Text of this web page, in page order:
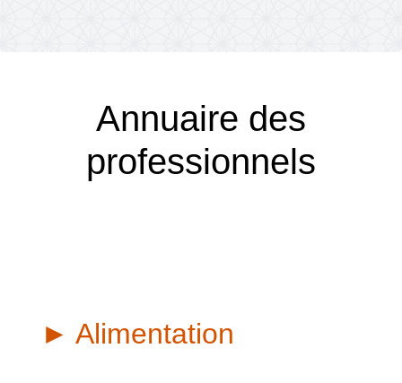
Annuaire des
professionnels
► Alimentation